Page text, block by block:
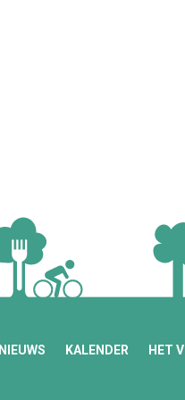
NIEUWS KALENDER HET